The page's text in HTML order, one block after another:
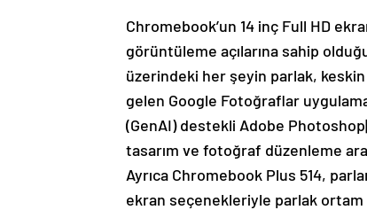
Chromebook’un 14 inç Full HD
görüntüleme açılarına sahip
üzerindeki her şeyin parlak, keskin
gelen Google Fotoğraflar
(GenAI) destekli Adobe
tasarım ve fotoğraf düzenleme
Ayrıca Chromebook Plus 514,
ekran seçenekleriyle parlak ortam